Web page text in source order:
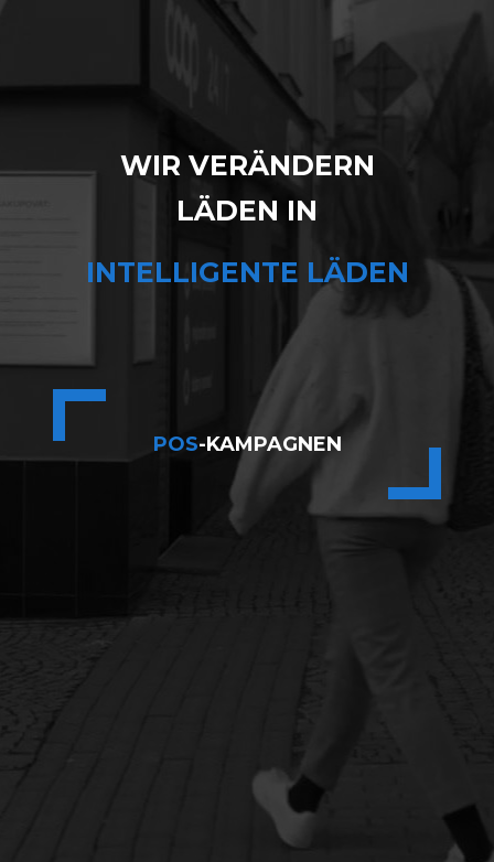
WIR VERÄNDERN
LÄDEN IN
INTELLIGENTE LÄDEN
POS-KAMPAGNEN